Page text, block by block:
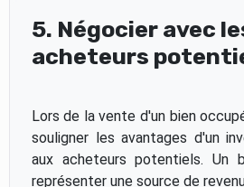
5. Négocier avec
acheteurs
Lors de la vente d'un bien
souligner les avantages d'un
aux acheteurs potentiels. Un
représenter une source de